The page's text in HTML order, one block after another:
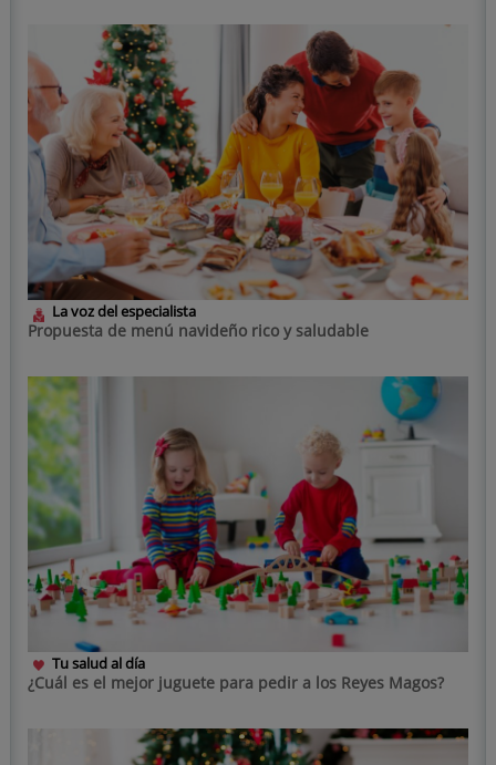
La voz del especialista
Propuesta de menú navideño rico y saludable
Tu salud al día
¿Cuál es el mejor juguete para pedir a los Reyes Magos?